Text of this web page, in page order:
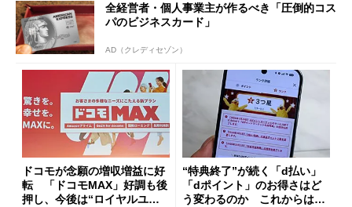
全経営者・個人事業主が作るべき「圧倒的コス
パのビジネスカード」
AD（クレディセゾン）
ドコモが念願の増収増益に好
転 「ドコモMAX」好調も後
押し、今後は“ロイヤルユー
“特典終了”が続く「d払い」
「dポイント」のお得さはど
う変わるのか これからは